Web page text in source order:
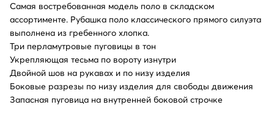
Самая востребованная модель поло в складском
ассортименте. Рубашка поло классического прямого силуэта
выполнена из гребенного хлопка.
Три перламутровые пуговицы в тон
Укрепляющая тесьма по вороту изнутри
Двойной шов на рукавах и по низу изделия
Боковые разрезы по низу изделия для свободы движения
Запасная пуговица на внутренней боковой строчке